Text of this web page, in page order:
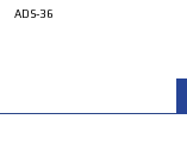
ADS-36